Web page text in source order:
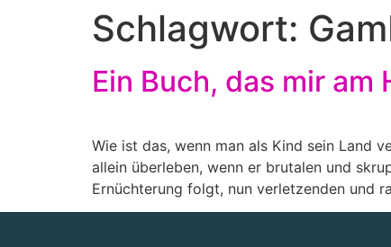
Schlagwort:
Ein Buch, das mir am
Wie ist das, wenn man als Kind sein Land
allein überleben, wenn er brutalen und
Ernüchterung folgt, nun verletzenden und